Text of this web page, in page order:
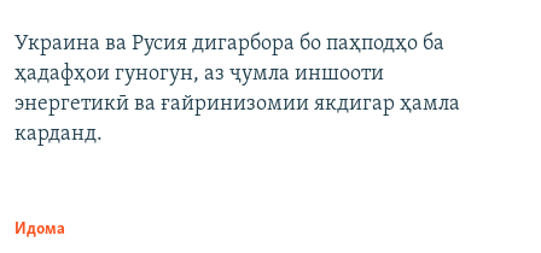
Украина ва Русия дигарбора бо паҳподҳо ба
ҳадафҳои гуногун, аз ҷумла иншооти
энергетикӣ ва ғайринизомии якдигар ҳамла
карданд.
Идома